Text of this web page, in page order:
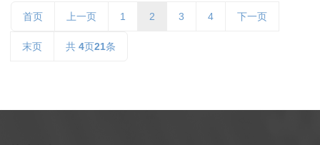
首页 上一页 1 2 3 4 下一页
末页 共 4页21条